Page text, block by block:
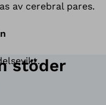
av cerebral pares.
stöder